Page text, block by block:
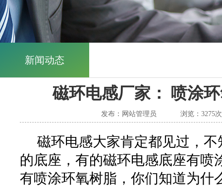
新闻动态
磁环电感厂家： 喷涂
发布：网站管理员 浏览：3275次
磁环电感大家肯定都见过，
的底座，有的磁环电感底座有喷
有喷涂环氧树脂，你们知道为什